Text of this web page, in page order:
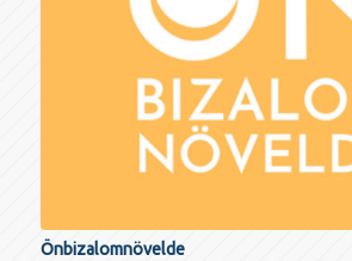
Önbizalomnövelde